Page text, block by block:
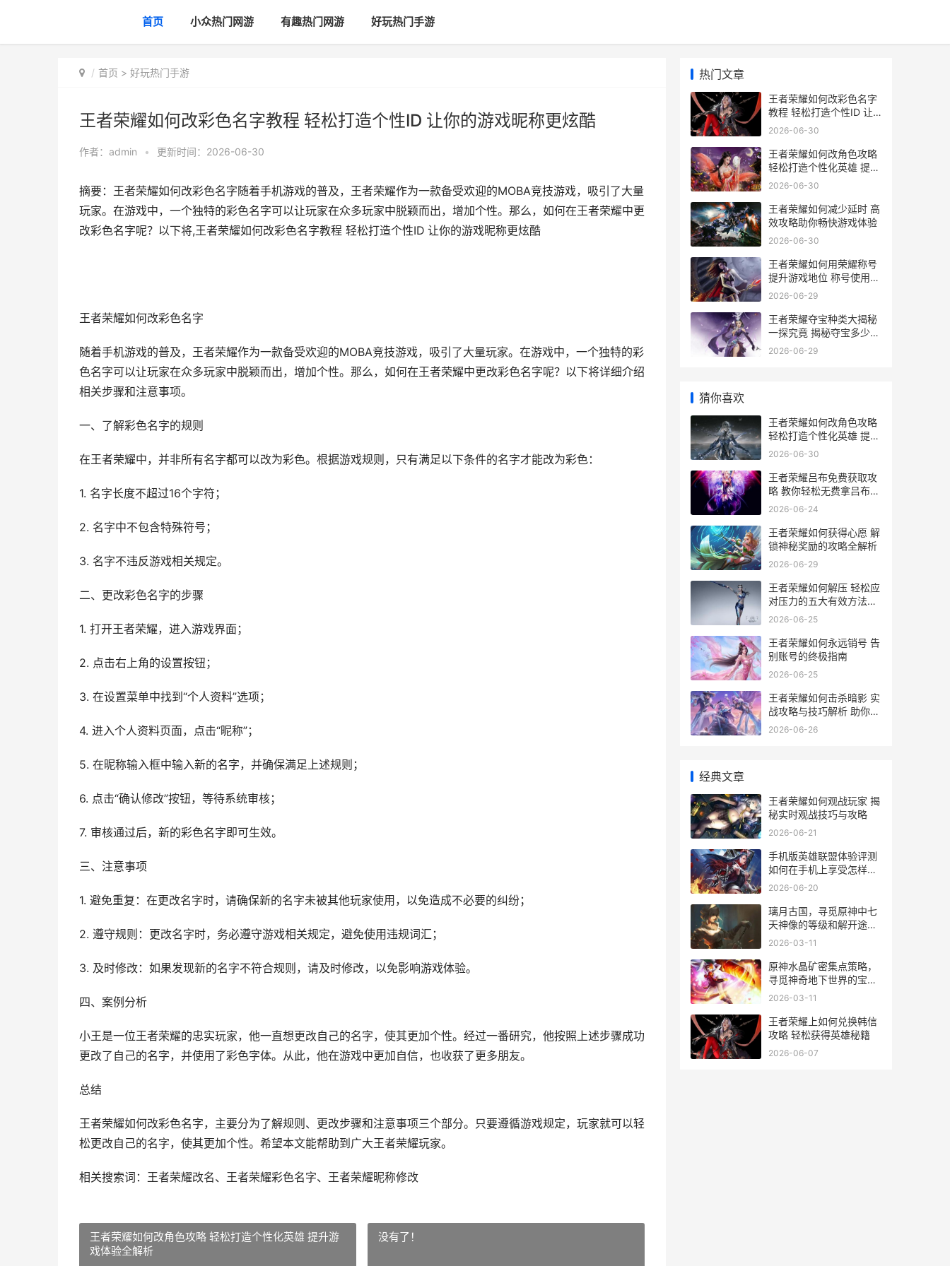
首页 小众热门网游 有趣热门网游 好玩热门手游
首页 > 好玩热门手游
王者荣耀如何改彩色名字教程 轻松打造个性ID 让你的游戏昵称更炫酷
作者： admin • 更新时间：2026-06-30
摘要：王者荣耀如何改彩色名字随着手机游戏的普及，王者荣耀作为一款备受欢迎的MOBA竞技游戏，吸引了大量
玩家。在游戏中，一个独特的彩色名字可以让玩家在众多玩家中脱颖而出，增加个性。那么，如何在王者荣耀中更
改彩色名字呢？以下将,王者荣耀如何改彩色名字教程 轻松打造个性ID 让你的游戏昵称更炫酷
王者荣耀如何改彩色名字
随着手机游戏的普及，王者荣耀作为一款备受欢迎的MOBA竞技游戏，吸引了大量玩家。在游戏中，一个独特的彩
色名字可以让玩家在众多玩家中脱颖而出，增加个性。那么，如何在王者荣耀中更改彩色名字呢？以下将详细介绍
相关步骤和注意事项。
一、了解彩色名字的规则
在王者荣耀中，并非所有名字都可以改为彩色。根据游戏规则，只有满足以下条件的名字才能改为彩色：
1. 名字长度不超过16个字符；
2. 名字中不包含特殊符号；
3. 名字不违反游戏相关规定。
二、更改彩色名字的步骤
1. 打开王者荣耀，进入游戏界面；
2. 点击右上角的设置按钮；
3. 在设置菜单中找到“个人资料”选项；
4. 进入个人资料页面，点击“昵称”；
5. 在昵称输入框中输入新的名字，并确保满足上述规则；
6. 点击“确认修改”按钮，等待系统审核；
7. 审核通过后，新的彩色名字即可生效。
三、注意事项
1. 避免重复：在更改名字时，请确保新的名字未被其他玩家使用，以免造成不必要的纠纷；
2. 遵守规则：更改名字时，务必遵守游戏相关规定，避免使用违规词汇；
3. 及时修改：如果发现新的名字不符合规则，请及时修改，以免影响游戏体验。
四、案例分析
小王是一位王者荣耀的忠实玩家，他一直想更改自己的名字，使其更加个性。经过一番研究，他按照上述步骤成功
更改了自己的名字，并使用了彩色字体。从此，他在游戏中更加自信，也收获了更多朋友。
总结
王者荣耀如何改彩色名字，主要分为了解规则、更改步骤和注意事项三个部分。只要遵循游戏规定，玩家就可以轻
松更改自己的名字，使其更加个性。希望本文能帮助到广大王者荣耀玩家。
相关搜索词：王者荣耀改名、王者荣耀彩色名字、王者荣耀昵称修改
王者荣耀如何改角色攻略 轻松打造个性化英雄 提升游
戏体验全解析
没有了！
热门文章
王者荣耀如何改彩色名字
教程 轻松打造个性ID 让
你的游戏昵称更炫酷
2026-06-30
王者荣耀如何改角色攻略
轻松打造个性化英雄 提升
游戏体验全解析
2026-06-30
王者荣耀如何减少延时 高
效攻略助你畅快游戏体验
2026-06-30
王者荣耀如何用荣耀称号
提升游戏地位 称号使用攻
略全解析
2026-06-29
王者荣耀夺宝种类大揭秘
一探究竟 揭秘夺宝多少种
玩法
2026-06-29
猜你喜欢
王者荣耀如何改角色攻略
轻松打造个性化英雄 提升
游戏体验全解析
2026-06-30
王者荣耀吕布免费获取攻
略 教你轻松无费拿吕布英
雄
2026-06-24
王者荣耀如何获得心愿 解
锁神秘奖励的攻略全解析
2026-06-29
王者荣耀如何解压 轻松应
对压力的五大有效方法解
析
2026-06-25
王者荣耀如何永远销号 告
别账号的终极指南
2026-06-25
王者荣耀如何击杀暗影 实
战攻略与技巧解析 助你轻
松上分
2026-06-26
经典文章
王者荣耀如何观战玩家 揭
秘实时观战技巧与攻略
2026-06-21
手机版英雄联盟体验评测
如何在手机上享受怎样的
游戏体验
2026-06-20
璃月古国，寻觅原神中七
天神像的等级和解开途径
璃月国怎么去
2026-03-11
原神水晶矿密集点策略，
寻觅神奇地下世界的宝藏
原神水晶矿石密集点
2026-03-11
王者荣耀上如何兑换韩信
攻略 轻松获得英雄秘籍
2026-06-07